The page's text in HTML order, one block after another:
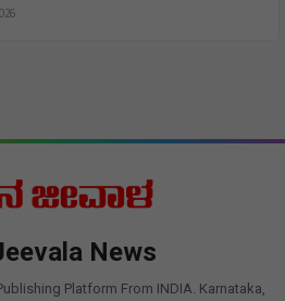
News
Platform From INDIA. Karnataka,